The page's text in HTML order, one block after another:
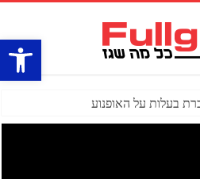
פתח
בעלות על האופנוע